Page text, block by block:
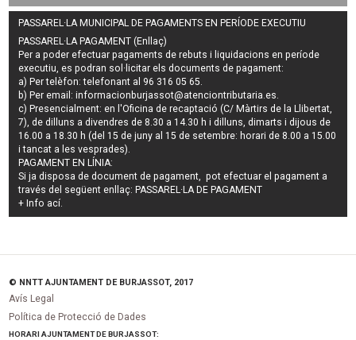
PASSAREL·LA MUNICIPAL DE PAGAMENTS EN PERÍODE EXECUTIU
PASSAREL·LA PAGAMENT (Enllaç)
Per a poder efectuar pagaments derebuts i liquidacions en període
executiu, es podran sol·licitar els documents de pagament:
a) Per telèfon: telefonant al 96 316 05 65.
b) Per email:informacionburjassot@atenciontributaria.es.
c) Presencialment: en l'Oficina de recaptació (C/ Màrtirs de la Llibertat,
7), de dilluns a divendres de 8.30 a 14.30 h i dilluns, dimarts i dijous de
16.00 a 18.30 h (del 15 de juny al 15 de setembre: horari de 8.00 a 15.00
i tancat a les vesprades).
PAGAMENT EN LÍNIA:
Si ja disposa de document de pagament, pot efectuar el pagament a
través del següent enllaç: PASSAREL·LA DE PAGAMENT
+ Info ací.
© NNTT AJUNTAMENT DE BURJASSOT, 2017
Avís Legal
Política de Protecció de Dades
HORARI AJUNTAMENT DE BURJASSOT: